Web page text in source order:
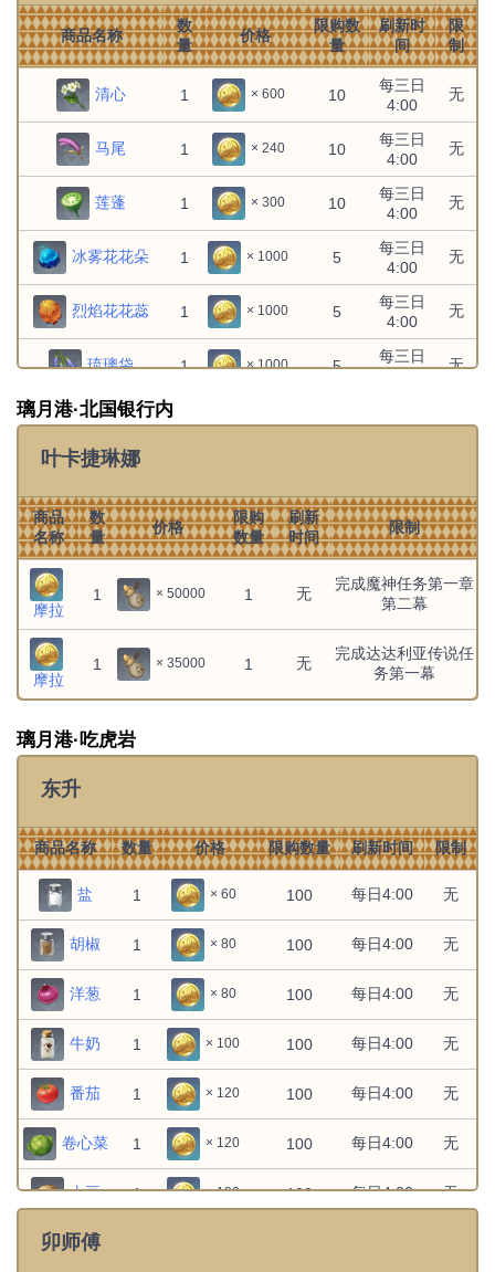
菲米尼：抱头防御 1 × 1 1 无 无
菲谢尔：典雅仪容 1 × 1 1 无 无
文件:菲谢尔：皇女威仪.png
菲谢尔：皇女威仪
1 × 1 1 无 无
行秋：闲暇时刻 1 × 1 1 无 无
诺艾尔：优雅仪容 1 × 1 1 无 无
赛索斯：诚恳交涉 1 × 1 1 无 无
文件:赛诺：决斗开始.png
赛诺：决斗开始
1 × 1 1 无 无
辛焱：演奏时刻
达达利亚：蓄势待发 1 × 1 1 无 无
迪卢克：蓄势待发 1 × 1 1 无 无
迪奥娜：闲暇时光 × 1 1 无 无
那维莱特：闲暇时光 × 1 1 无 无
重云：闲暇时光 1 × 1 1 无 无
钟离：庄严仪容 1 × 1 1 无 无
文件:闲云：尽在掌握.png
文件:阿贝多：速写要义.png
阿贝多：速写要义
1 × 1 1 无 无
雷泽：凝神等待 1 × 1 1 无 无
雷泽：蓄势待发 1 × 1 1 无 无
文件:雷电将军：御令示下.png
雷电将军：御令示下
1 × 1 1 无 无
雷电将军：砥兵备战 1 × 1 1 无 无
香菱：欢欣鼓舞
魈：蓄势待发 1
鹿野院平藏：凝神思索
商品名称
数
量
价格
限购数
量
刷新时
间
限
制
清心 1 × 600 10
每三日
4:00
无
马尾 1 × 240 10
每三日
4:00
无
莲蓬 1 × 300 10
每三日
4:00
无
冰雾花花朵 1 × 1000 5
每三日
4:00
无
烈焰花花蕊 1 × 1000 5
每三日
4:00
无
琉璃袋 1 × 1000 5
每三日
无
食谱：莲子禽蛋羹
1 × 2500 1 无 无
食谱：琼玉果汤
1 × 5000 1 无 无
璃月港·北国银行内
叶卡捷琳娜
商品
名称
数
量
价格
限购
数量
刷新
时间
限制
摩拉
1 × 50000 1 无
完成魔神任务第一章
第二幕
摩拉
1 × 35000 1 无
完成达达利亚传说任
务第一幕
璃月港·吃虎岩
东升
商品名称 数量 价格 限购数量 刷新时间 限制
盐 1 × 60 100 每日4:00 无
胡椒 1 × 80 100 每日4:00 无
洋葱 1 × 80 100 每日4:00 无
牛奶 1 × 100 100 每日4:00 无
番茄 1 × 120 100 每日4:00 无
卷心菜 1 × 120 100 每日4:00 无
土豆 1 × 120 100 每日4:00 无
小麦
卯师傅